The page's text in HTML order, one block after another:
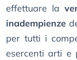
effettuare la
inadempienze
per tutti i
esercenti arti e